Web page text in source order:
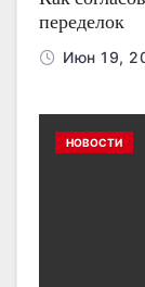
переделок
Июн 19,
НОВОСТИ